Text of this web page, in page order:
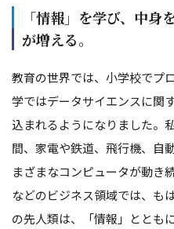
「情報」を学び、中
が増える。
教育の世界では、小学校でプ
学ではデータサイエンスに関
込まれるようになりました。
間、家電や鉄道、飛行機、自
まざまなコンピュータが動き
などのビジネス領域では、も
の先人類は、「情報」ととも